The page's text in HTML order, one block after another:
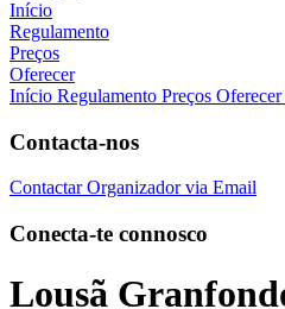
Início
Regulamento
Preços
Oferecer
Início Regulamento Preços
Contacta-nos
Contactar Organizador via Email
Conecta-te connosco
Lousã